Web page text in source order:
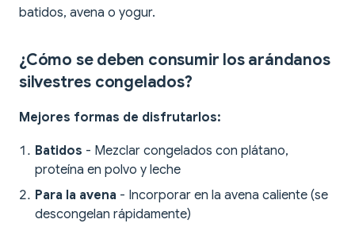
batidos, avena o yogur.
¿Cómo se deben consumir los arándanos
silvestres congelados?
Mejores formas de disfrutarlos:
Batidos - Mezclar congelados con plátano,
proteína en polvo y leche
Para la avena - Incorporar en la avena caliente (se
descongelan rápidamente)